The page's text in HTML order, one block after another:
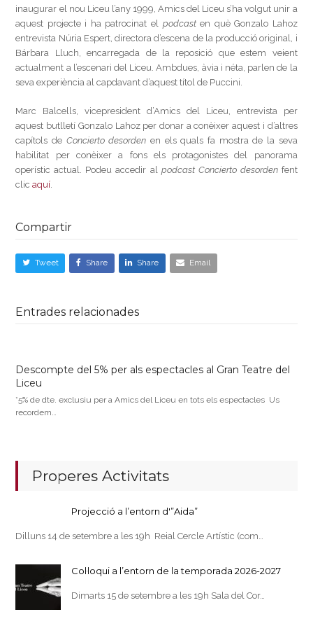
inaugurar el nou Liceu l’any 1999, Amics del Liceu s’ha volgut unir a
aquest projecte i ha patrocinat el podcasten què Gonzalo Lahoz
entrevista Núria Espert, directora d’escena de la producció original, i
Bárbara Lluch, encarregada de la reposició que estem veient
actualment a l’escenari del Liceu. Ambdues, àvia i néta, parlen de la
seva experiència al capdavant d’aquest títol de Puccini.
Marc Balcells, vicepresident d’Amics del Liceu, entrevista per
aquest butlletí Gonzalo Lahoz per donar a conèixer aquest i d’altres
capítols de Concierto desorden en els quals fa mostra de la seva
habilitat per conèixer a fons els protagonistes del panorama
operístic actual. Podeu accedir al podcast Concierto desorden fent
clicaquí
Compartir
Tweet Share Share Email
Entrades relacionades
Descompte del 5% per als espectacles al Gran Teatre del
Liceu
*5% de dte. exclusiu per a Amics del Liceu en tots els espectacles Us
recordem…
Properes Activitats
Projecció a l’entorn d'”Aida”
Dilluns 14 de setembre a les 19h Reial Cercle Artístic (com…
Col·loqui a l’entorn de la temporada 2026-2027
Dimarts 15 de setembre a les 19h Sala del Cor…